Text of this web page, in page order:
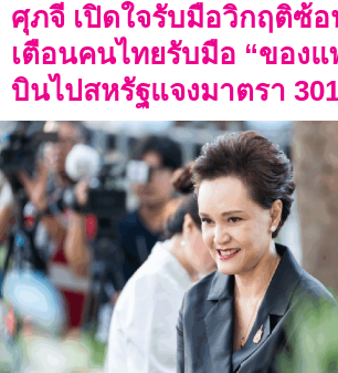
ศุภจี เปิดใจรับมือวิกฤติซ้
เตือนคนไทยรับมือ “ของแ
บินไปสหรัฐแจงมาตรา